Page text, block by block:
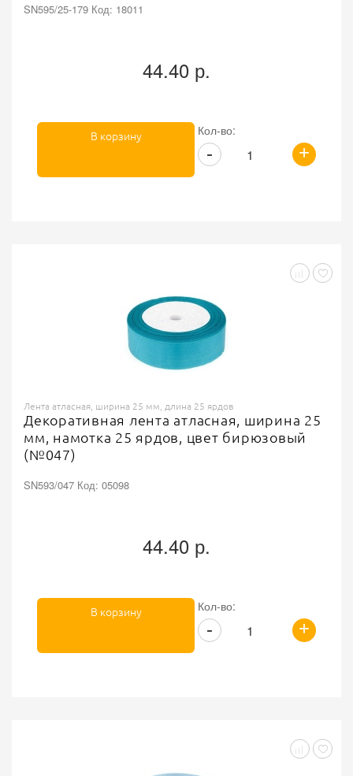
SN595/25-179 Код: 18011
44.40 р.
Кол-во:
+
-
В корзину
Лента атласная, ширина 25 мм, длина 25 ярдов
Декоративная лента атласная, ширина 25
мм, намотка 25 ярдов, цвет бирюзовый
(№047)
SN593/047 Код: 05098
44.40 р.
Кол-во:
+
-
В корзину